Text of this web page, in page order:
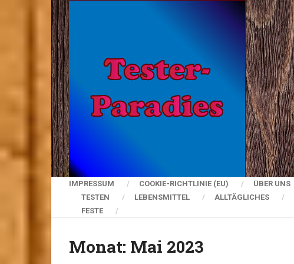
IMPRESSUM COOKIE-RICHTLINIE (EU) ÜBER UNS
TESTEN
LEBENSMITTEL ALLTÄGLICHES
FESTE
Monat: Mai 2023